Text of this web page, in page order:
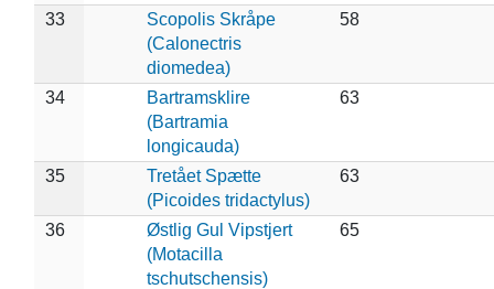
33
Scopolis Skråpe
(Calonectris
diomedea)
58
34
Bartramsklire
(Bartramia
longicauda)
63
35
Tretået Spætte
(Picoides tridactylus)
63
36
Østlig Gul Vipstjert
(Motacilla
tschutschensis)
65